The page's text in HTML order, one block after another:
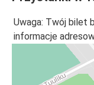
Uwaga: Twój bilet
informacje